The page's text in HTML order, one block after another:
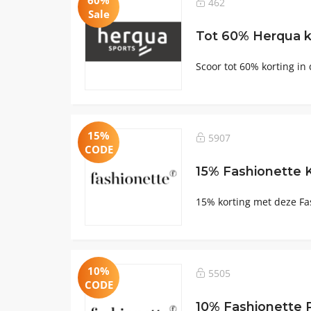
Sale
Tot 60% Herqua
Scoor tot 60% korting
15%
CODE
5907
15% Fashionette
15% korting met deze
10%
CODE
5505
10% Fashionette